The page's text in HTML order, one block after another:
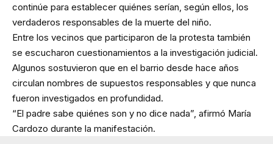
continúe para establecer quiénes serían, según ellos, los
verdaderos responsables de la muerte del niño.
Entre los vecinos que participaron de la protesta también
se escucharon cuestionamientos a la investigación judicial.
Algunos sostuvieron que en el barrio desde hace años
circulan nombres de supuestos responsables y que nunca
fueron investigados en profundidad.
“El padre sabe quiénes son y no dice nada”, afirmó María
Cardozo durante la manifestación.